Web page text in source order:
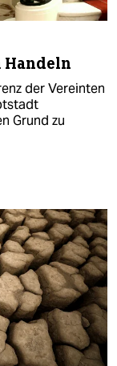
der Vereinten
Grund zu